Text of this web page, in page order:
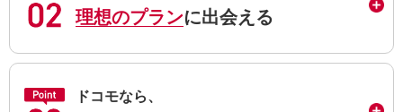
理想のプランに出会える
ドコモなら、